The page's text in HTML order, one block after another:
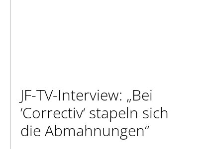
JF-TV-Interview: „Bei
‘Correctiv‘ stapeln sich
die Abmahnungen“